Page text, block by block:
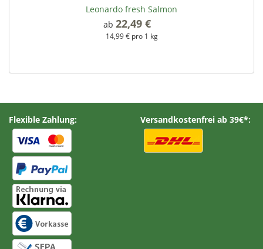
Leonardo fresh Salmon
ab 22,49 €
14,99 € pro 1 kg
Flexible Zahlung: Versandkostenfrei ab 39€*: